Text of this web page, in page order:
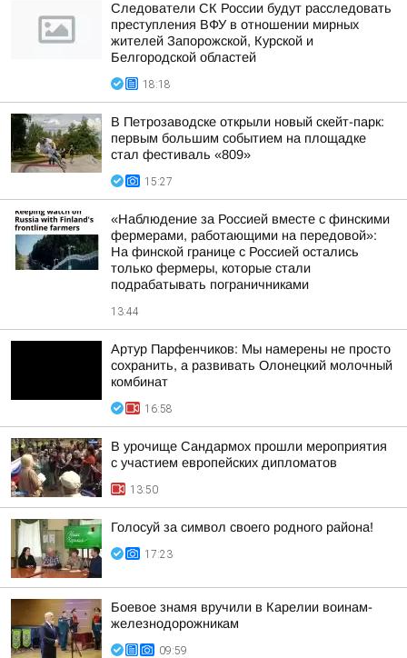
Следователи СК России будут расследовать
преступления ВФУ в отношении мирных
жителей Запорожской, Курской и
Белгородской областей
18:18
В Петрозаводске открыли новый скейт-парк:
первым большим событием на площадке
стал фестиваль «809»
15:27
«Наблюдение за Россией вместе с финскими
фермерами, работающими на передовой»:
На финской границе с Россией остались
только фермеры, которые стали
подрабатывать пограничниками
13:44
Артур Парфенчиков: Мы намерены не просто
сохранить, а развивать Олонецкий молочный
комбинат
16:58
В урочище Сандармох прошли мероприятия
с участием европейских дипломатов
13:50
Голосуй за символ своего родного района!
17:23
Боевое знамя вручили в Карелии воинам-
железнодорожникам
09:59